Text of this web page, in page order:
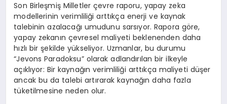
Son Birleşmiş Milletler çevre raporu, yapay zeka
modellerinin verimliliği arttıkça enerji ve kaynak
talebinin azalacağı umudunu sarsıyor. Rapora göre,
yapay zekanın çevresel maliyeti beklenenden daha
hızlı bir şekilde yükseliyor. Uzmanlar, bu durumu
“Jevons Paradoksu” olarak adlandırılan bir ilkeyle
açıklıyor: Bir kaynağın verimliliği arttıkça maliyeti düşer
ancak bu da talebi artırarak kaynağın daha fazla
tüketilmesine neden olur.